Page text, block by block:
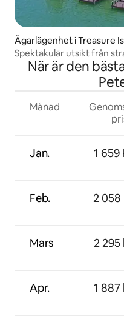
Ägarlägenhet i Treasure
Spektakulär utsikt från
När är den
Månad
Jan.
Feb.
Mars
Apr.
1 659
2 058
2 295
1 887